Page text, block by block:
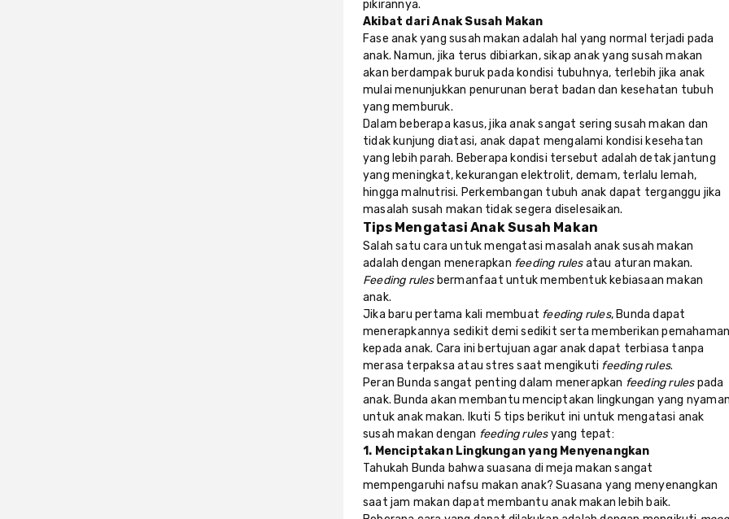
pikirannya.
Akibat dari Anak Susah Makan
Fase anak yang susah makan adalah hal yang normal terjadi pada
anak. Namun, jika terus dibiarkan, sikap anak yang susah makan
akan berdampak buruk pada kondisi tubuhnya, terlebih jika anak
mulai menunjukkan penurunan berat badan dan kesehatan tubuh
yang memburuk.
Dalam beberapa kasus, jika anak sangat sering susah makan dan
tidak kunjung diatasi, anak dapat mengalami kondisi kesehatan
yang lebih parah. Beberapa kondisi tersebut adalah detak jantung
yang meningkat, kekurangan elektrolit, demam, terlalu lemah,
hingga malnutrisi. Perkembangan tubuh anak dapat terganggu jika
masalah susah makan tidak segera diselesaikan.
Tips Mengatasi Anak Susah Makan
Salah satu cara untuk mengatasi masalah anak susah makan
adalah dengan menerapkan feeding rulesatau aturan makan.
Feeding rules bermanfaat untuk membentuk kebiasaan makan
anak.
Jika baru pertama kali membuat feeding rules, Bunda dapat
menerapkannya sedikit demi sedikit serta memberikan
kepada anak. Cara ini bertujuan agar anak dapat terbiasa tanpa
merasa terpaksa atau stres saat mengikuti feeding rules.
Peran Bunda sangat penting dalam menerapkan feeding rulespada
anak. Bunda akan membantu menciptakan lingkungan yang
untuk anak makan. Ikuti 5 tips berikut ini untuk mengatasi anak
susah makan dengan feeding rulesyang tepat:
1. Menciptakan Lingkungan yang Menyenangkan
Tahukah Bunda bahwa suasana di meja makan sangat
mempengaruhi nafsu makan anak? Suasana yang menyenangkan
saat jam makan dapat membantu anak makan lebih baik.